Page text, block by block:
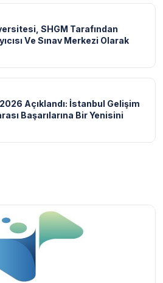
SHGM Tarafından
Ve Sınav Merkezi Olarak
Açıklandı: İstanbul Gelişim
Başarılarına Bir Yenisini